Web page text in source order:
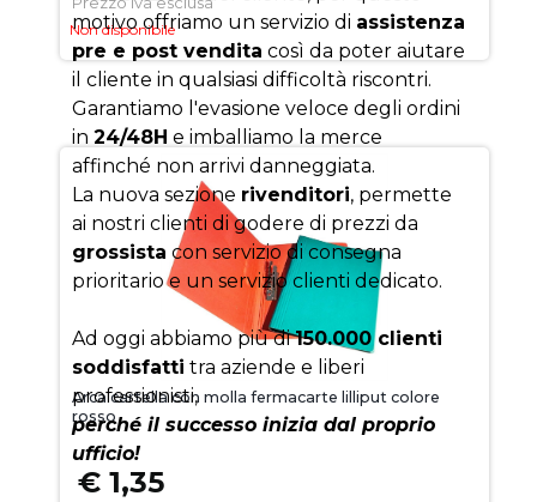
Non disponibile
Arca cartella con molla fermacarte lilliput colore
rosso
€ 1,35
motivo offriamo un servizio di assistenza
pre e post vendita così da poter aiutare
il cliente in qualsiasi difficoltà riscontri.
Garantiamo l'evasione veloce degli ordini
in 24/48H e imballiamo la merce
affinché non arrivi danneggiata.
La nuova sezione rivenditori, permette
ai nostri clienti di godere di prezzi da
grossista con servizio di consegna
prioritario e un servizio clienti dedicato.
Ad oggi abbiamo più di150.000 clienti
soddisfatti tra aziende e liberi
professionisti,
perché il successo inizia dal proprio
ufficio!